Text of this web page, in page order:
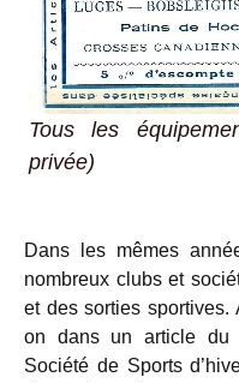
Tous les
privée)
Dans les mêmes
nombreux clubs et
et des sorties sportives.
on dans un article du
Société de Sports